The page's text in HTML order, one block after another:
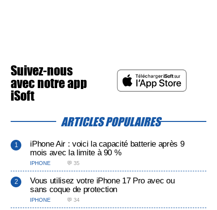
Suivez-nous
avec notre app
iSoft
ARTICLES POPULAIRES
iPhone Air : voici la capacité batterie après 9
mois avec la limite à 90 %
IPHONE 💬 35
Vous utilisez votre iPhone 17 Pro avec ou
sans coque de protection
IPHONE 💬 34